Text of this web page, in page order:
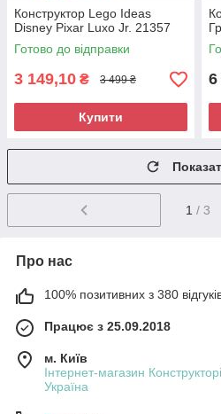
Конструктор Lego Ideas
Disney Pixar Luxo Jr. 21357
Готово до відправки
3 149,10 ₴ 3 499 ₴
Купити
6
1 / 3
Про нас
100% позитивних з 380
Працює з 25.09.2018
м. Київ
Інтернет-магазин
Україна